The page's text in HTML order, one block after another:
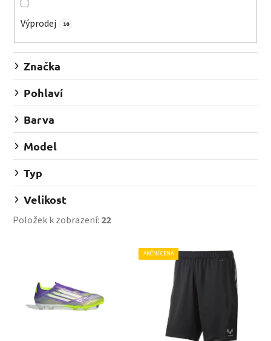
Výprodej 10
Značka
Pohlaví
Barva
Model
Typ
Velikost
Položek k zobrazení: 22
AKČNÍ CENA